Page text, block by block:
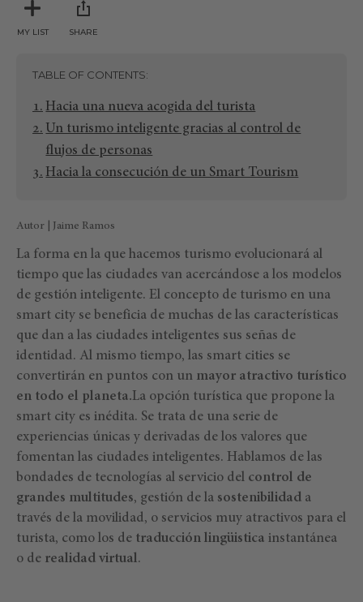
MY LIST SHARE
TABLE OF CONTENTS
Hacia una nueva acogida del turista
Un turismo inteligente gracias al control de
flujos de personas
Hacia la consecución de un Smart Tourism
Autor | Jaime Ramos
La forma en la que hacemos turismo evolucionará al
tiempo que las ciudades van acercándose a los modelos
de gestión inteligente. El concepto de turismo en una
smart city se beneficia de muchas de las características
que dan a las ciudades inteligentes sus señas de
identidad. Al mismo tiempo, las smart cities se
convertirán en puntos con un mayor atractivo turístico
en todo el planeta.La opción turística que propone la
smart city es inédita. Se trata de una serie de
experiencias únicas y derivadas de los valores que
fomentan las ciudades inteligentes. Hablamos de las
bondades de tecnologías al servicio del control de
grandes multitudes, gestión de la sostenibilidad a
través de la movilidad, o servicios muy atractivos para el
turista, como los de traducción lingüistica instantánea
o de realidad virtual.